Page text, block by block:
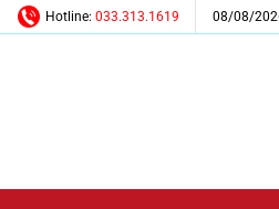
Hotline: 033.313.1619 08/08/